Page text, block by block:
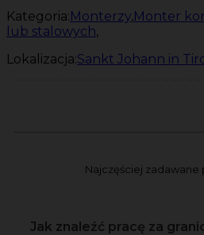
Kategoria:Monterzy,Monter
lub stalowych,
Lokalizacja:Sankt Johann in
Najczęściej zadawane
Jak znaleźć pracę za